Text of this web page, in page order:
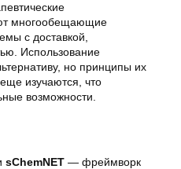
многообещающие
с доставкой,
Использование
но принципы их
изучаются, что
возможности.
sChemNET — фреймворк